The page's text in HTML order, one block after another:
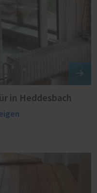
in Heddesbach